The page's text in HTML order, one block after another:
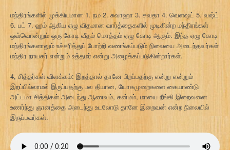
மந்திரங்களில் முக்கியமான 1. நம 2. சுவாஹா 3. சுவதா 4. வெளஷட் 5. வஷ்ட்
6. பட் 7. ஹம் ஆகிய ஏழு விதமான வார்த்தைகளில் முடிகின்ற மந்திரங்கள்
ஒவ்வொன்றும் ஒரு கோடி வீதம் மொத்தம் ஏழு கோடி ஆகும். இந்த ஏழு கோடி
மந்திரங்களாலும் உச்சரித்துப் போற்றி வணங்கப்படும் நிலையை அடைந்தவர்கள்
மந்திர நாயகர் என்றும் உத்தமர் என்று அழைக்கப்படுகின்றார்கள்.
4, சித்தர்கள் விளக்கம்: இறத்தால் தானே பிறப்பதற்கு என்று என்றும்
இறப்பில்லாமல் இருப்பதற்கு பல தியான, யோகமுறைகளை கையாண்டு
அட்டமா சித்திகள் அடைந்து ஆணவம், கன்மம், மாயை நீங்கி இறைவனை
உணர்ந்து ஞானத்தை அடைந்து உடலோடு தானே இறைவன் என்ற நிலையில்
இருப்பவர்கள்.